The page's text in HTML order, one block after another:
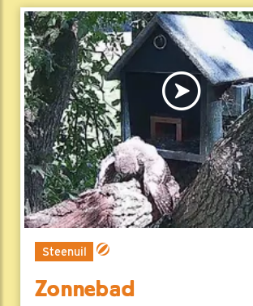
Steenuil
Zonnebad